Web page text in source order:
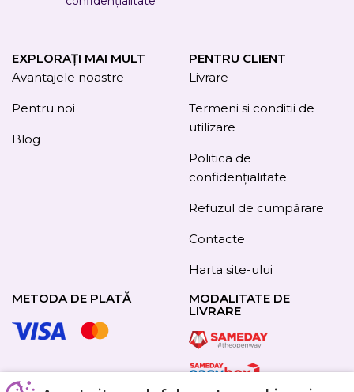
EXPLORAȚI MAI MULT
Avantajele noastre
Pentru noi
Blog
PENTRU CLIENT
Livrare
Termeni si conditii de
utilizare
Politica de
confidențialitate
Refuzul de cumpărare
Contacte
Harta site-ului
METODA DE PLATĂ
URMAȚI-NE
MODALITATE DE
LIVRARE